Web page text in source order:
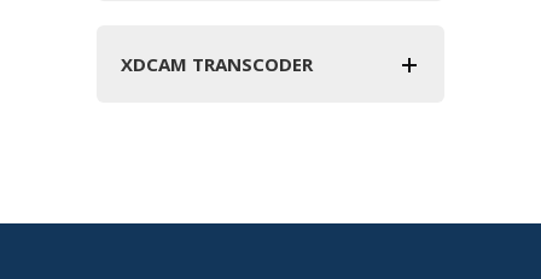
XDCAM TRANSCODER